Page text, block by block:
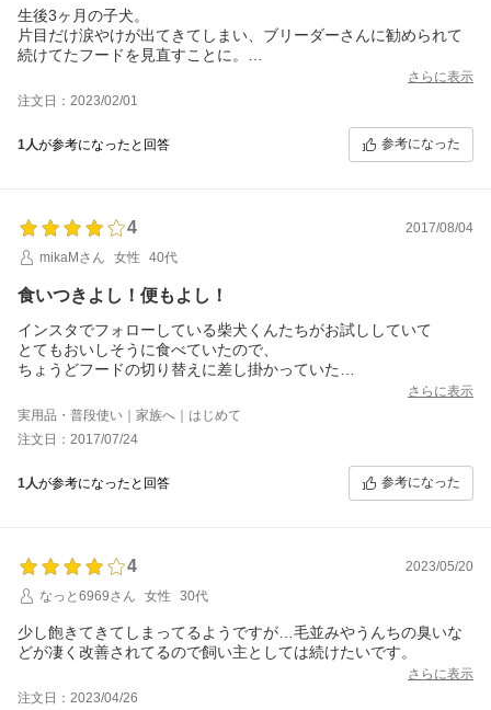
生後3ヶ月の子犬。
片目だけ涙やけが出てきてしまい、ブリーダーさんに勧められて
続けてたフードを見直すことに。
ワンワンデリカは涙やけや髭やけの改善の口コミが多かったので
購入。
フードの賞味期限の短さや、柔らかく砕けるような粒から見える
まだ始めたばかりなので改善具合はこれから期待なんですが、食
納得出来ました。
しばらく続けさせてもらいます！
さらに表示
注文日：2023/02/01
1人が参考になったと回答 参考になった
4
2017/08/04
mikaMさん
女性 40代
食いつきよし！便もよし！
インスタでフォローしている柴犬くんたちがお試ししていて
とてもおいしそうに食べていたので、
ちょうどフードの切り替えに差し掛かっていた
ウチノコ（柴犬／オス／１歳０ヶ月／９キロ）にも試してみまし
た。
フードの不揃いな感じが手作り感満載。
色も黄色に近く、乾いていて硬くて軽い感じは初体験でした。
匂いはそんなにしません。お野菜のような干し草のような
香ばしい香りがするくらい。
食べ始めて２日めで便がかちかちになり、不思議に思っていたと
ころ、
「水分量が少ないのでフードをふやかしたりしてみてください
ね」と
丁寧なアドバイスをいただきました。
お迎えした時から、拾えないほどの軟便体質のウチノコ。
とあるメーカーの療法食に辿りつきましたが、
さらに表示
実用品・普段使い｜家族へ｜はじめて
注文日：2017/07/24
1人が参考になったと回答 参考になった
4
2023/05/20
なっと6969さん
女性 30代
少し飽きてきてしまってるようですが…毛並みやうんちの臭いな
どが凄く改善されてるので飼い主としては続けたいです。
さらに表示
注文日：2023/04/26